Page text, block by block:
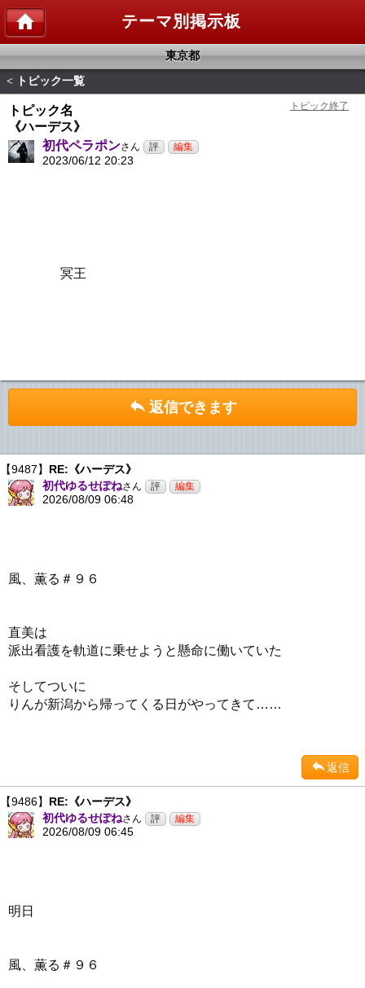
テーマ別掲示板
東京都
< トピック一覧
トピック名
《ハーデス》
初代ペラポンさん
2023/06/12 20:23
冥王
返信できます
【9487】 RE:《ハーデス》
初代ゆるせぽねさん
2026/08/09 06:48
風、薫る＃９６
直美は
派出看護を軌道に乗せようと懸命に働いていた
そしてついに
りんが新潟から帰ってくる日がやってきて……
返信
【9486】 RE:《ハーデス》
初代ゆるせぽねさん
2026/08/09 06:45
明日
風、薫る＃９６